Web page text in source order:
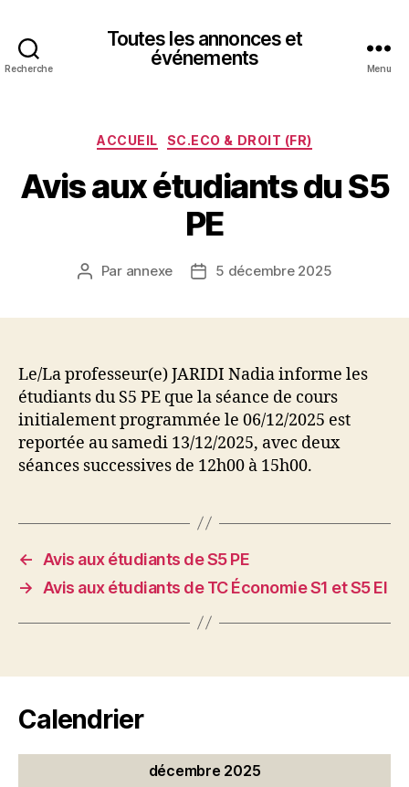
Recherche
Toutes les annonces et
événements
Menu
Catégories
ACCUEIL SC.ECO & DROIT (FR)
Avis aux étudiants du S5
PE
Auteur
Par annexe
Date5 décembre 2025
Le/La professeur(e) JARIDI Nadia informe les
étudiants du S5 PE que la séance de cours
initialement programmée le 06/12/2025 est
reportée au samedi 13/12/2025, avec deux
séances successives de 12h00 à 15h00.
←
Avis aux étudiants de S5 PE
→
Avis aux étudiants de TC Économie S1 et S5 EI
Calendrier
décembre 2025